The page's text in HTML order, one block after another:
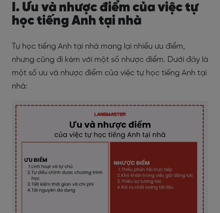
I. Ưu và nhược điểm của việc tự
học tiếng Anh tại nhà
Tự học tiếng Anh tại nhà mang lại nhiều ưu điểm,
nhưng cũng đi kèm với một số nhược điểm. Dưới đây là
một số ưu và nhược điểm của việc tự học tiếng Anh tại
nhà: